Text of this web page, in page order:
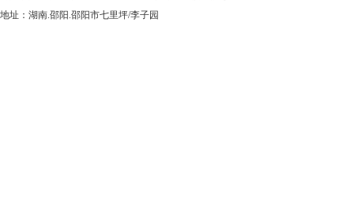
地址：湖南.邵阳.邵阳市七里坪/李子园